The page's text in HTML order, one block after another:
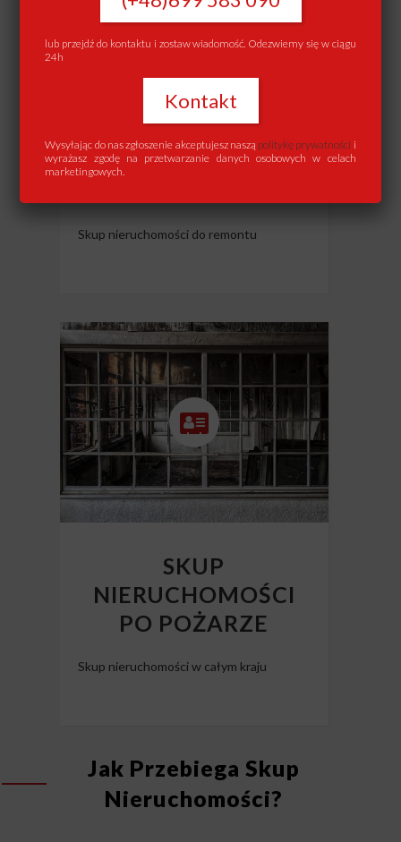
SKUP MIESZKAŃ DO
Skup nieruchomości do remontu
SKUP
NIERUCHOMOŚCI
PO POŻARZE
Skup nieruchomości w całym kraju
Jak Przebiega Skup
Nieruchomości?
lub przejdź do kontaktu i zostaw wiadomość. Odezwiemy się w ciągu
24h
Kontakt
Wysyłając do nas zgłoszenie akceptujesz naszą politykę prywatności i
wyrażasz zgodę na przetwarzanie danych osobowych w celach
marketingowych.